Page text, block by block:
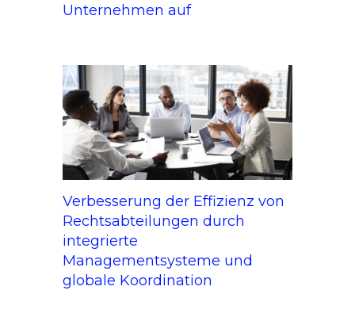
Unternehmen auf
Verbesserung der Effizienz von
Rechtsabteilungen durch
integrierte
Managementsysteme und
globale Koordination